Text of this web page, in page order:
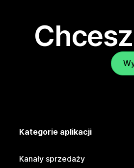
Kategorie aplikacji
Kanały sprzedaży